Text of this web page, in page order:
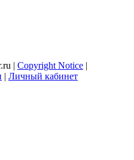
| Copyright Notice |
| Личный кабинет